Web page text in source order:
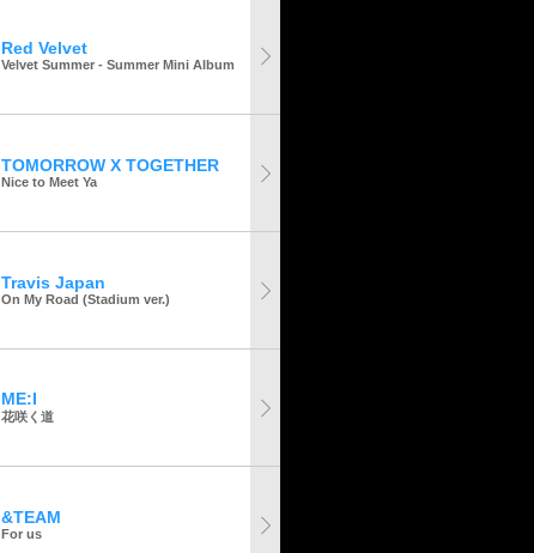
Red Velvet
Velvet Summer - Summer Mini Album
TOMORROW X TOGETHER
Nice to Meet Ya
Travis Japan
On My Road (Stadium ver.)
ME:I
花咲く道
&TEAM
For us